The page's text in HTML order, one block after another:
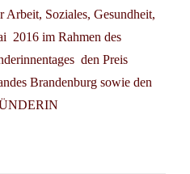
Soziales, Gesundheit,
2016 im Rahmen des
den Preis
Brandenburg sowie den